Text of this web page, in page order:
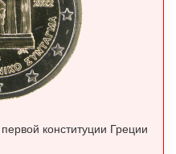
конституции Греции